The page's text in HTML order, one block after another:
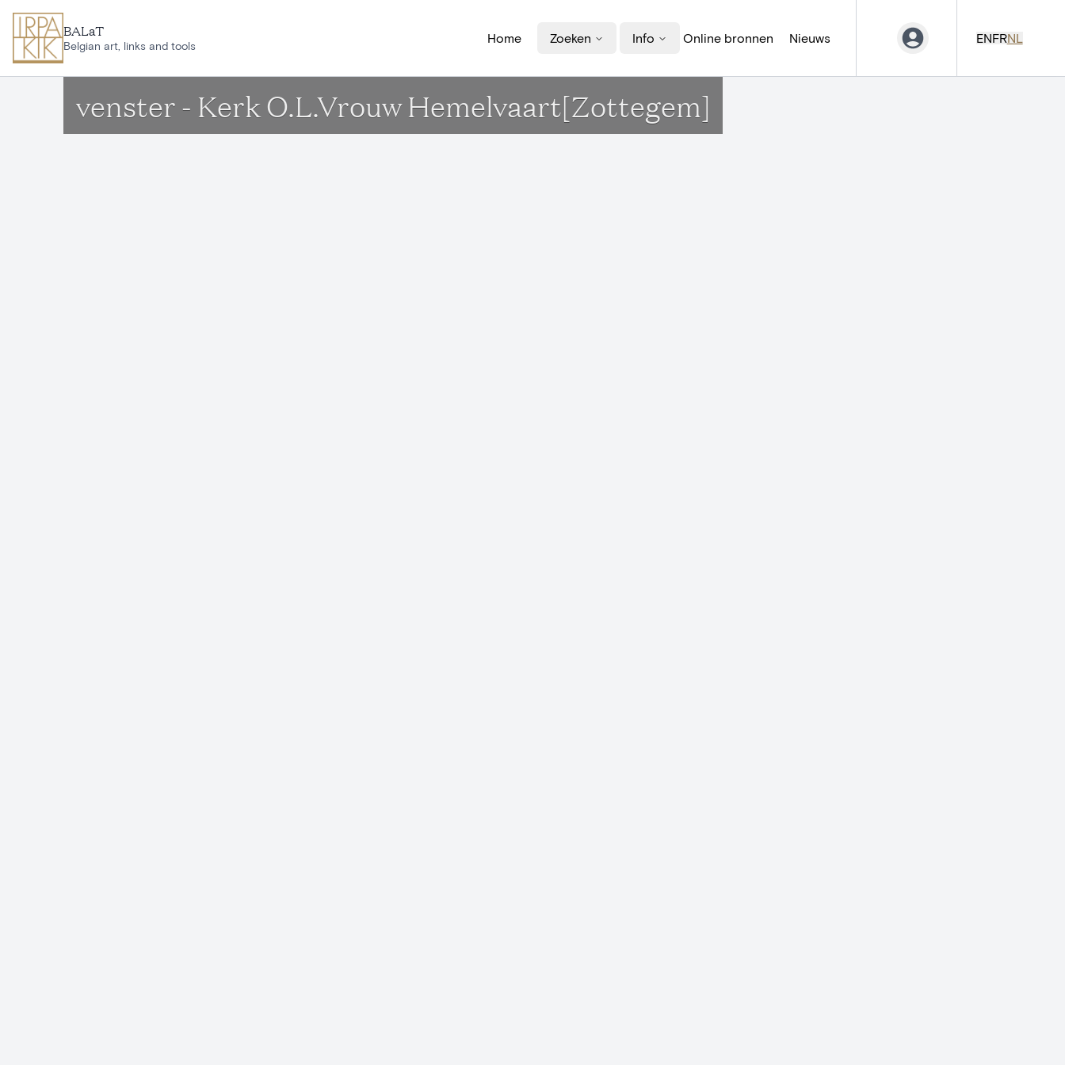
BALaT
Belgian art, links and tools
Home Zoeken Info Online bronnen Nieuws ENFRNL
venster - Kerk O.L.Vrouw Hemelvaart[Zottegem]